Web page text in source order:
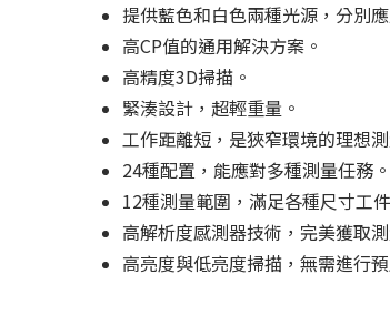
提供藍色和白色兩種光源，分別
高CP值的通用解決方案。
高精度3D掃描。
緊湊設計，超輕重量。
工作距離短，是狹窄環境的理想
24種配置，能應對多種測量任務。
12種測量範圍，滿足各種尺寸工
高解析度感測器技術，完美獲取
高亮度與低亮度掃描，無需進行預